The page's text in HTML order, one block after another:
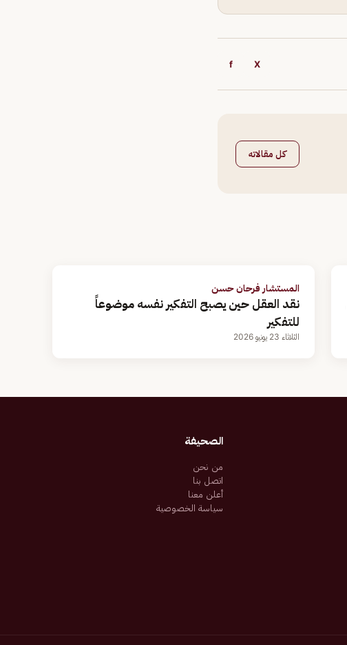
X
f
كل مقالاته
المستشار فرحان حسن
نقد العقل حين يصبح التفكير نفسه موضوعاً
للتفكير
الثلاثاء 23 يونيو 2026
الصحيفة
من نحن
اتصل بنا
أعلن معنا
سياسة الخصوصية